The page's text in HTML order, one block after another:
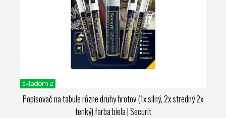
skladom 2
Popisovač na tabule rôzne druhy hrotov (1x silný, 2x stredný 2x
tenký) farba biela| Securit